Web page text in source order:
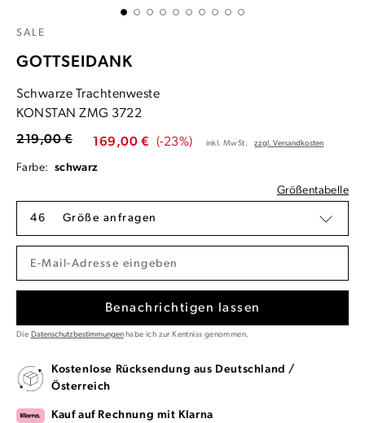
SALE
GOTTSEIDANK
Schwarze Trachtenweste
KONSTAN ZMG 3722
169,00 € (-23%)
219,00 € inkl. MwSt. zzgl. Versandkosten
Farbe: schwarz
Größentabelle
46 Größe anfragen
Benachrichtigen lassen
Die Datenschutzbestimmungenhabe ich zur Kentniss genommen.
Kostenlose Rücksendung aus Deutschland /
Österreich
Kauf auf Rechnung mit Klarna